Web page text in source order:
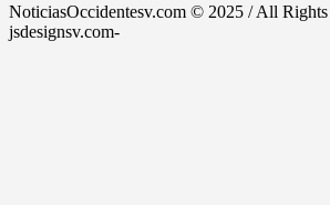
NoticiasOccidentesv.com © 2025 / All
jsdesignsv.com-